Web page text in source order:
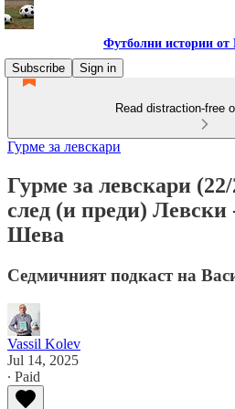
Футболни истории от
Subscribe
Sign in
Read distraction-free
Гурме за левскари
Гурме за левскари
след (и преди) Левски
Шева
Седмичният подкаст на
Vassil Kolev
Jul 14, 2025
∙ Paid